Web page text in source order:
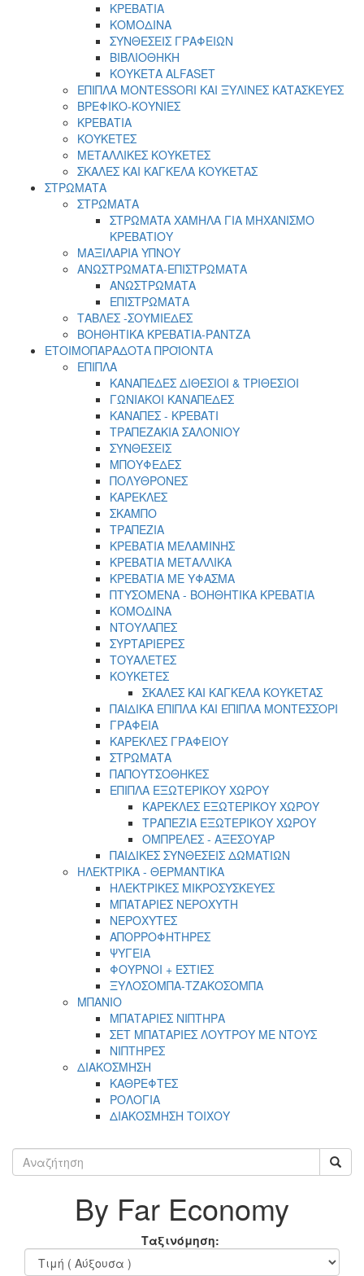
ΚΡΕΒΑΤΙΑ
ΚΟΜΟΔΙΝΑ
ΣΥΝΘΕΣΕΙΣ ΓΡΑΦΕΙΩΝ
ΒΙΒΛΙΟΘΗΚΗ
ΚΟΥΚΕΤΑ ALFASET
ΕΠΙΠΛΑ MONTESSORI ΚΑΙ ΞΥΛΙΝΕΣ ΚΑΤΑΣΚΕΥΕΣ
ΒΡΕΦΙΚΟ-ΚΟΥΝΙΕΣ
ΚΡΕΒΑΤΙΑ
ΚΟΥΚΕΤΕΣ
ΜΕΤΑΛΛΙΚΕΣ ΚΟΥΚΕΤΕΣ
ΣΚΑΛΕΣ ΚΑΙ ΚΑΓΚΕΛΑ ΚΟΥΚΕΤΑΣ
ΣΤΡΩΜΑΤΑ
ΣΤΡΩΜΑΤΑ
ΣΤΡΩΜΑTA ΧΑΜΗΛA ΓΙΑ ΜΗΧΑΝΙΣΜΟ
ΚΡΕΒΑΤΙΟΥ
ΜΑΞΙΛΑΡΙΑ ΥΠΝΟΥ
ΑΝΩΣΤΡΩΜΑΤΑ-ΕΠΙΣΤΡΩΜΑΤΑ
ΑΝΩΣΤΡΩΜΑΤΑ
ΕΠΙΣΤΡΩΜΑΤΑ
ΤΑΒΛΕΣ -ΣΟΥΜΙΕΔΕΣ
ΒΟΗΘΗΤΙΚΑ ΚΡΕΒΑΤΙΑ-ΡΑΝΤΖΑ
ΕΤΟΙΜΟΠΑΡΑΔΟΤΑ ΠΡΟΪΟΝΤΑ
ΕΠΙΠΛΑ
ΚΑΝΑΠΕΔΕΣ ΔΙΘΕΣΙΟΙ & ΤΡΙΘΕΣΙΟΙ
ΓΩΝΙΑΚΟΙ ΚΑΝΑΠΕΔΕΣ
ΚΑΝΑΠΕΣ - ΚΡΕΒΑΤΙ
ΤΡΑΠΕΖΑΚΙΑ ΣΑΛΟΝΙΟΥ
ΣΥΝΘΕΣΕΙΣ
ΜΠΟΥΦΕΔΕΣ
ΠΟΛΥΘΡΟΝΕΣ
ΚΑΡΕΚΛΕΣ
ΣΚΑΜΠΟ
ΤΡΑΠΕΖΙΑ
ΚΡΕΒΑΤΙΑ ΜΕΛΑΜΙΝΗΣ
ΚΡΕΒΑΤΙΑ ΜΕΤΑΛΛΙΚΑ
ΚΡΕΒΑΤΙΑ ΜΕ ΥΦΑΣΜΑ
ΠΤΥΣΟΜΕΝΑ - ΒΟΗΘΗΤΙΚΑ ΚΡΕΒΑΤΙΑ
ΚΟΜΟΔΙΝΑ
ΝΤΟΥΛΑΠΕΣ
ΣΥΡΤΑΡΙΕΡΕΣ
ΤΟΥΑΛΕΤΕΣ
ΚΟΥΚΕΤΕΣ
ΣΚΑΛΕΣ ΚΑΙ ΚΑΓΚΕΛΑ ΚΟΥΚΕΤΑΣ
ΠΑΙΔΙΚΑ ΕΠΙΠΛΑ ΚΑΙ ΕΠΙΠΛΑ ΜΟΝΤΕΣΣΟΡΙ
ΓΡΑΦΕΙΑ
ΚΑΡΕΚΛΕΣ ΓΡΑΦΕΙΟΥ
ΣΤΡΩΜΑΤΑ
ΠΑΠΟΥΤΣΟΘΗΚΕΣ
ΕΠΙΠΛΑ ΕΞΩΤΕΡΙΚΟΥ ΧΩΡΟΥ
ΚΑΡΕΚΛΕΣ ΕΞΩΤΕΡΙΚΟΥ ΧΩΡΟΥ
ΤΡΑΠΕΖΙΑ ΕΞΩΤΕΡΙΚΟΥ ΧΩΡΟΥ
ΟΜΠΡΕΛΕΣ - ΑΞΕΣΟΥΑΡ
ΠΑΙΔΙΚΕΣ ΣΥΝΘΕΣΕΙΣ ΔΩΜΑΤΙΩΝ
ΗΛΕΚΤΡΙΚΑ - ΘΕΡΜΑΝΤΙΚΑ
ΗΛΕΚΤΡΙΚΕΣ ΜΙΚΡΟΣΥΣΚΕΥΕΣ
ΜΠΑΤΑΡΙΕΣ ΝΕΡΟΧΥΤΗ
ΝΕΡΟΧΥΤΕΣ
ΑΠΟΡΡΟΦΗΤΗΡΕΣ
ΨΥΓΕΙΑ
ΦΟΥΡΝΟΙ + ΕΣΤΙΕΣ
ΞΥΛΟΣΟΜΠΑ-ΤΖΑΚΟΣΟΜΠΑ
ΜΠΑΝΙΟ
ΜΠΑΤΑΡΙΕΣ ΝΙΠΤΗΡΑ
ΣΕΤ ΜΠΑΤΑΡΙΕΣ ΛΟΥΤΡΟΥ ΜΕ ΝΤΟΥΣ
ΝΙΠΤΗΡΕΣ
ΔΙΑΚΟΣΜΗΣΗ
ΚΑΘΡΕΦΤΕΣ
ΡΟΛΟΓΙΑ
ΔΙΑΚΟΣΜΗΣΗ ΤΟΙΧΟΥ
By Far Economy
Ταξινόμηση: